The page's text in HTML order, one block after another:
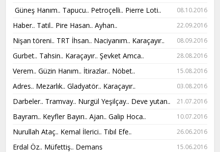
Güneş Hanım.. Tapucu.. Petroçelli.. Pierre Loti.. 08.10.2016
Haber.. Tatil.. Pire Hasan.. Ayhan.. 22.09.2016
Nişan töreni.. TRT İhsan.. Naciyanım.. Karaçayır.. 08.09.2016
Gurbet.. Tahsin.. Karaçayır.. Şevket Amca.. 28.08.2016
Verem.. Güzin Hanım.. İtirazlar.. Nöbet.. 15.08.2016
Adres.. Mezarlık.. Gladyatör.. Karaçayır.. 03.08.2016
Darbeler.. Tramvay.. Nurgül Yeşilçay.. Deve yutan.. 21.07.2016
Bayram.. Keyfler Bayırı.. Ajan.. Galip Hoca.. 10.07.2016
Nurullah Ataç.. Kemal İlerici.. Tıbıl Efe.. 26.06.2016
Erdal Öz.. Müfettiş.. Demans 15.06.2016